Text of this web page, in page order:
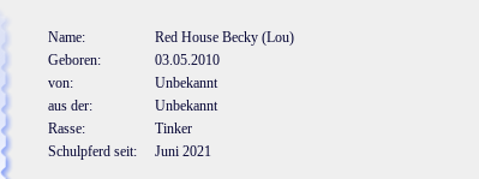
Name:
Red House Becky (Lou)
Geboren:
03.05.2010
von:
Unbekannt
aus der:
Unbekannt
Rasse:
Tinker
Schulpferd seit:
Juni 2021